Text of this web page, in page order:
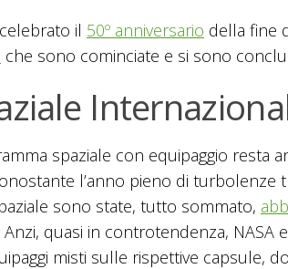
il 50º anniversario della fine
che sono cominciate e si sono
spaziale con equipaggio resta
l’anno pieno di
sono state, tutto sommato,
quasi in controtendenza, NASA
misti sulle rispettive capsule,